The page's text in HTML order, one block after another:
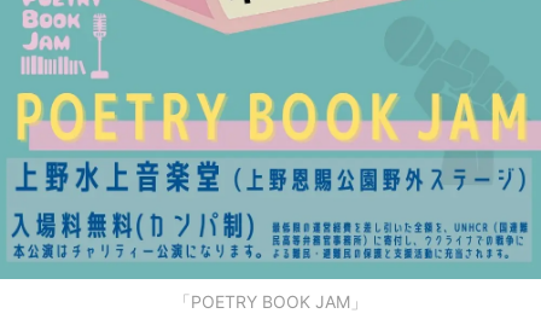
「POETRY BOOK JAM」